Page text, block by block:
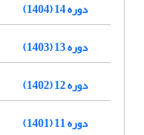
دوره 14 (1404)
دوره 13 (1403)
دوره 12 (1402)
دوره 11 (1401)